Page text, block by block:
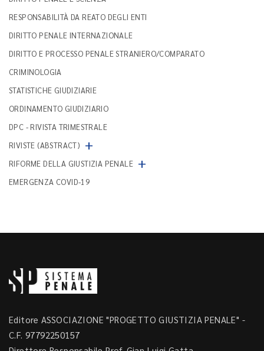
RESPONSABILITÀ DA REATO DEGLI ENTI
DIRITTO PENALE INTERNAZIONALE
DIRITTO E PROCESSO PENALE STRANIERO/COMPARATO
CRIMINOLOGIA
STATISTICHE GIUDIZIARIE
ORDINAMENTO GIUDIZIARIO
DPC - RIVISTA TRIMESTRALE
RIVISTE (ABSTRACT) +
RIFORME DELLA GIUSTIZIA PENALE +
EMERGENZA COVID-19
Editore ASSOCIAZIONE "PROGETTO GIUSTIZIA PENALE" -
C.F. 97792250157